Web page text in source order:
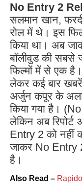
No Entry 2
सलमान खान,
रोल में थे। इस
किया था। अब
बॉलीवुड की सबसे
फिल्मों में से एक
लेकर कई बार
अर्जुन कपूर के
किया गया है।
लेकिन अब रिपोर्ट
Entry 2 को नहीं
जाकर No Entry
है।
Also Read –